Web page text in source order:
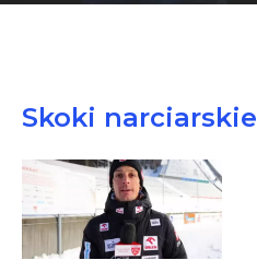
Skoki narciarskie